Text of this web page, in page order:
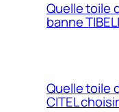
Quelle toile
banne
Quelle toile
CITEL